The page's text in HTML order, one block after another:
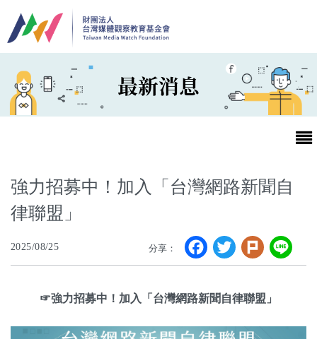
最新消息
第25屆台灣兒童及少年優質節目活動官網
最新消息
關於我們
強力招募中！加入「台灣網路新聞自
律聯盟」
2025/08/25 分享： Facebook
Twitter
Plurk
☞強力招募中！加入「台灣網路新聞自律聯盟」